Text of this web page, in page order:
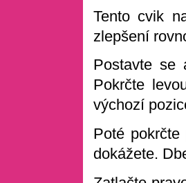
Tento cvik
zlepšení
Postavte se
Pokrčte
výchozí
Poté
dokážete.